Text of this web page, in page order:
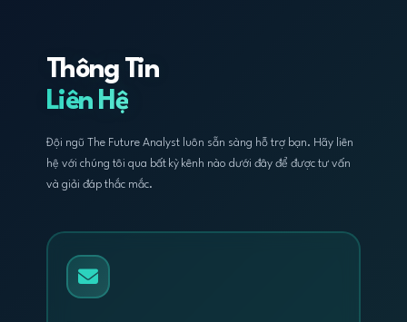
Thông Tin
Liên Hệ
Đội ngũ The Future Analyst luôn sẵn sàng hỗ trợ bạn. Hãy liên
hệ với chúng tôi qua bất kỳ kênh nào dưới đây để được tư vấn
và giải đáp thắc mắc.